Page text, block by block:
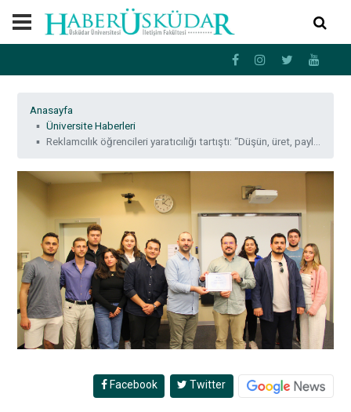
Anasayfa
Üniversite Haberleri
Reklamcılık öğrencileri yaratıcılığı tartıştı: “Düşün, üret, paylaş; ama nasıl?”
Facebook Twitter